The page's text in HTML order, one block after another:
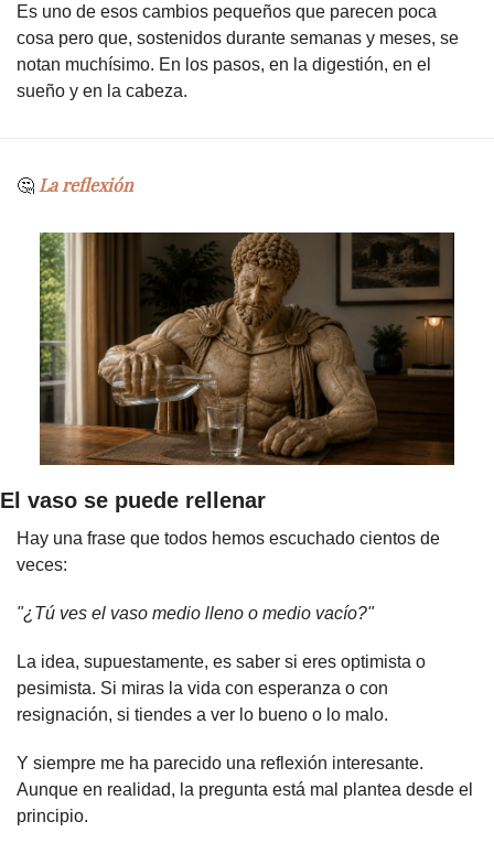
Es uno de esos cambios pequeños que parecen poca
cosa pero que, sostenidos durante semanas y meses, se
notan muchísimo. En los pasos, en la digestión, en el
sueño y en la cabeza.
🤔 La reflexión
El vaso se puede rellenar
Hay una frase que todos hemos escuchado cientos de
veces:
"¿Tú ves el vaso medio lleno o medio vacío?"
La idea, supuestamente, es saber si eres optimista o
pesimista. Si miras la vida con esperanza o con
resignación, si tiendes a ver lo bueno o lo malo.
Y siempre me ha parecido una reflexión interesante.
Aunque en realidad, la pregunta está mal plantea desde el
principio.